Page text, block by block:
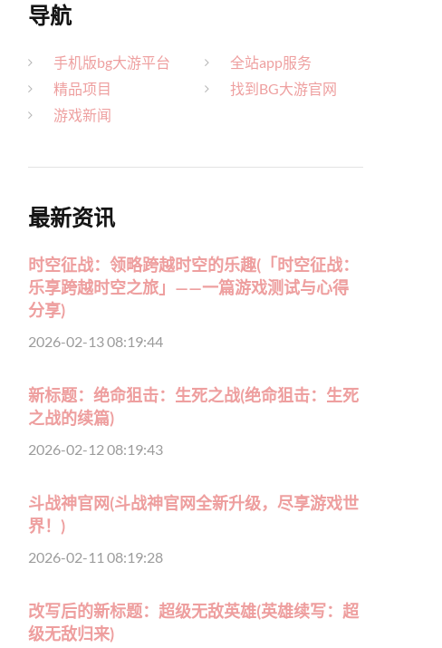
导航
手机版bg大游平台
精品项目
游戏新闻
全站app服务
找到BG大游官网
最新资讯
时空征战：领略跨越时空的乐趣(「时空征战：
乐享跨越时空之旅」——一篇游戏测试与心得
分享)
2026-02-13 08:19:44
新标题：绝命狙击：生死之战(绝命狙击：生死
之战的续篇)
2026-02-12 08:19:43
斗战神官网(斗战神官网全新升级，尽享游戏世
界！)
2026-02-11 08:19:28
改写后的新标题：超级无敌英雄(英雄续写：超
级无敌归来)